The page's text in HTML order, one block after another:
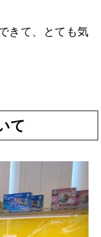
きて、とても気
て